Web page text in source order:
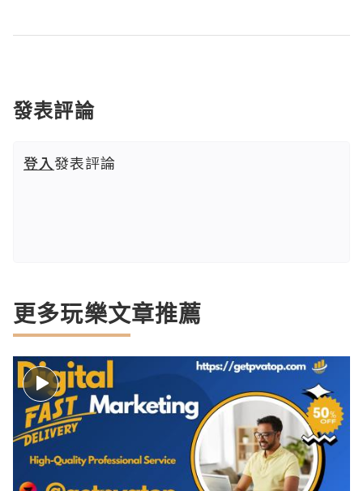
發表評論
登入發表評論
更多玩樂文章推薦